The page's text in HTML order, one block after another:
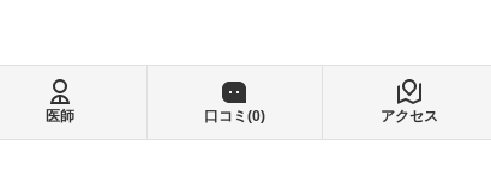
医師 口コミ(0) アクセス